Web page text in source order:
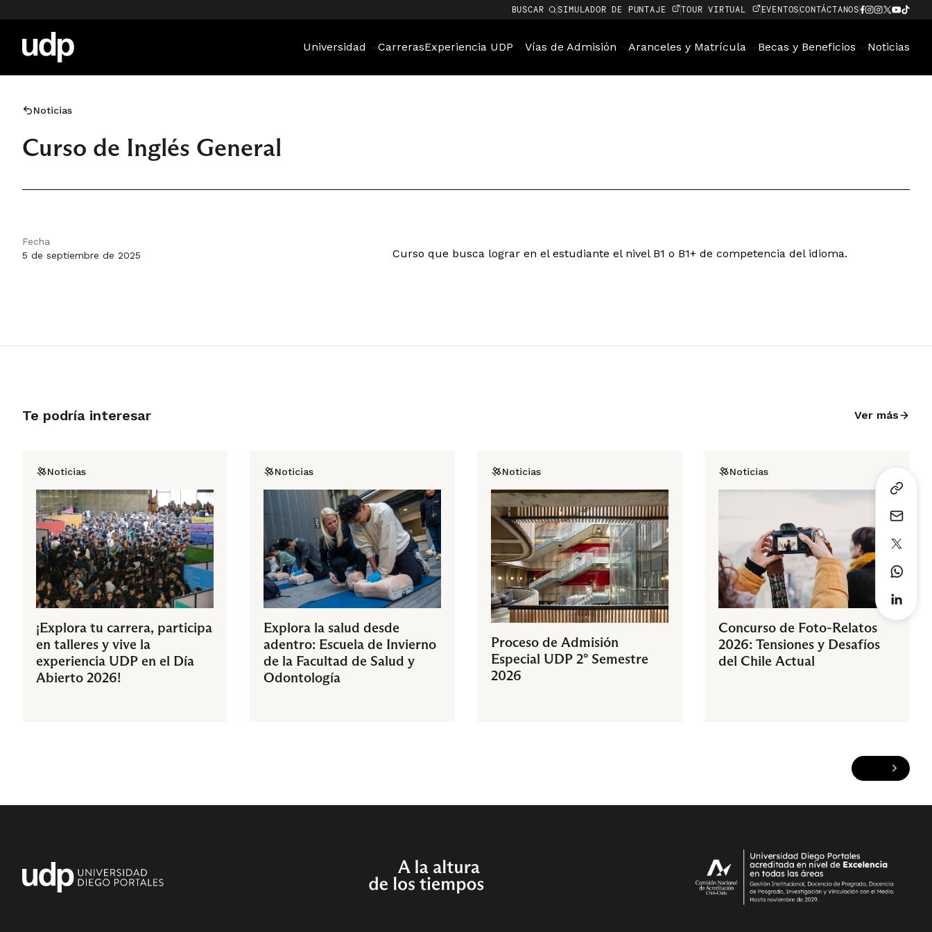
BUSCAR SIMULADOR DE PUNTAJE TOUR VIRTUAL EVENTOSCONTÁCTANOS
Universidad CarrerasExperiencia UDP Vías de Admisión Aranceles y Matrícula Becas y Beneficios Noticias
Noticias
Curso de Inglés General
Fecha
5 de septiembre de 2025
Curso que busca lograr en el estudiante el nivel B1 o B1+ de competencia del idioma.
Te podría interesar Ver más
Noticias
¡Explora tu carrera, participa
en talleres y vive la
experiencia UDP en el Día
Abierto 2026!
Noticias
Explora la salud desde
adentro: Escuela de Invierno
de la Facultad de Salud y
Odontología
Noticias
Proceso de Admisión
Especial UDP 2° Semestre
2026
Noticias
Concurso de Foto-Relatos
2026: Tensiones y Desafíos
del Chile Actual